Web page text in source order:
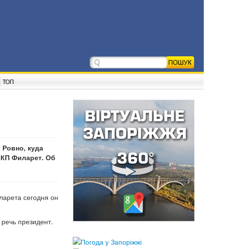
ТОП
куда
КП Филарет. Об
сегодня он
президент.